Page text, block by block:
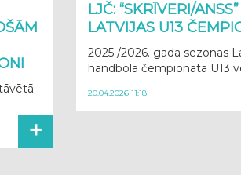
+
LJČ: “SKRĪVERI/
LATVIJAS U13
2025./2026. gada sezonas
handbola čempionātā U13
20.04.2026 11:18